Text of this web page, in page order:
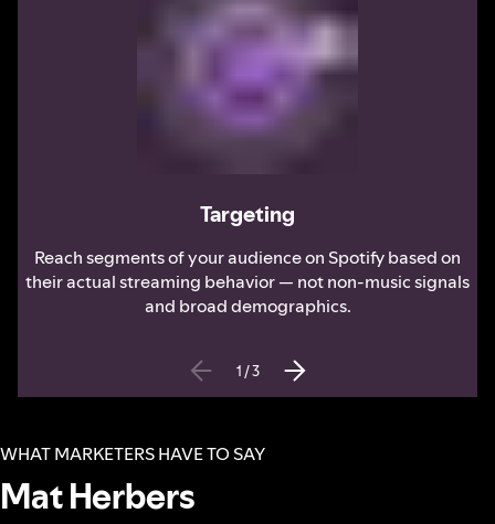
Targeting
Reach segments of your audience on Spotify based on
their actual streaming behavior — not non-music signals
and broad demographics.
1 /3
WHAT MARKETERS HAVE TO SAY
Mat Herbers